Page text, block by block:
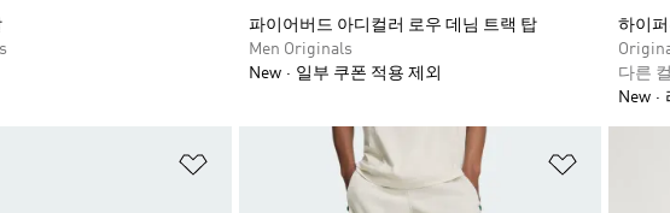
파이어버드 아디컬러 로우 데님 트랙 탑
Men Originals
New
일부 쿠폰 적용 제외
하이
다른
New
위시리스트 담기